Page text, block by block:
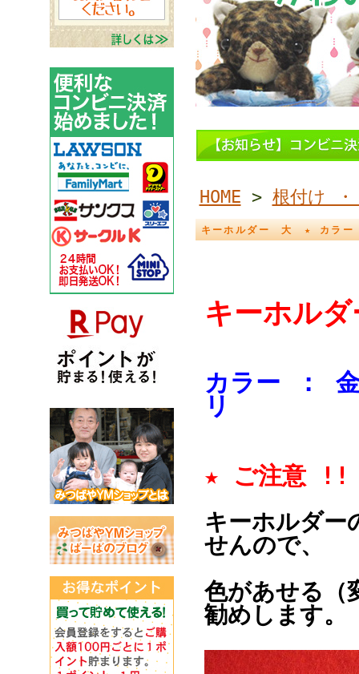
HOME > 根付け
キーホルダー 大 ★ カラ
キーホル
カラー ：
リ
★ ご注意 !!
キーホルダー
せんので、
色があせる（
勧めします